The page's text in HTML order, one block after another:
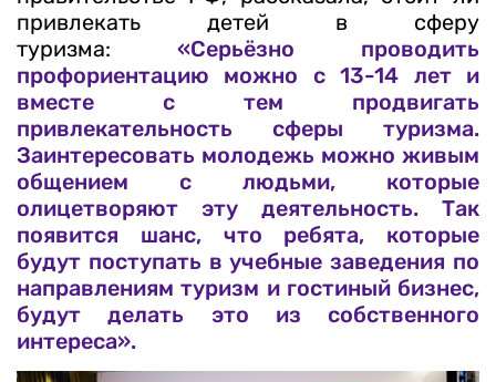
привлекать детей в сферу
туризма: «Серьёзно проводить
профориентацию можно с 13-14 лет и
вместе с тем продвигать
привлекательность сферы туризма.
Заинтересовать молодежь можно живым
общением с людьми, которые
олицетворяют эту деятельность. Так
появится шанс, что ребята, которые
будут поступать в учебные заведения по
направлениям туризм и гостиный бизнес,
будут делать это из собственного
интереса».